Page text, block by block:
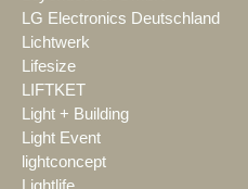
LG Electronics Deutschland
Lichtwerk
Lifesize
LIFTKET
Light + Building
Light Event
lightconcept